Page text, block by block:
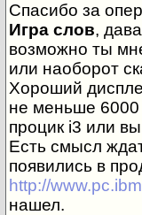
Спасибо за
Игра слов,
возможно ты
или наоборот
Хороший
не меньше 6000
процик i3 или
Есть смысл
появились в
http://
нашел.